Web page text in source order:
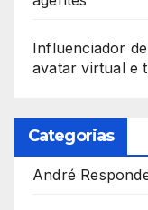
Influenciador
avatar virtual e
Categorias
André